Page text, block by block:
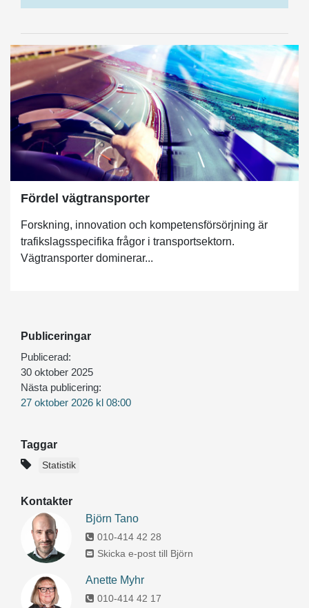
Fördel vägtransporter
Forskning, innovation och kompetensförsörjning är
trafikslagsspecifika frågor i transportsektorn.
Vägtransporter dominerar...
Publiceringar
Publicerad:
30 oktober 2025
Nästa publicering:
27 oktober 2026 kl 08:00
Taggar
Statistik
Kontakter
Björn Tano
010-414 42 28
Skicka e-post till Björn
Anette Myhr
010-414 42 17